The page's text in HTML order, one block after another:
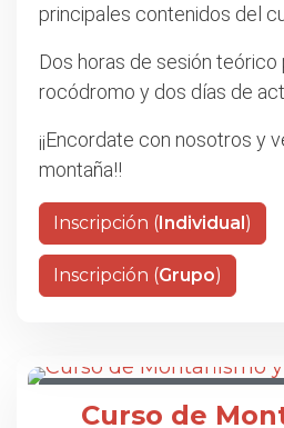
principales contenidos del
Dos horas de sesión
rocódromo y dos días de
¡¡Encordate con nosotros y
montaña!!
Inscripción (Individual)
Inscripción (Grupo)
Curso de